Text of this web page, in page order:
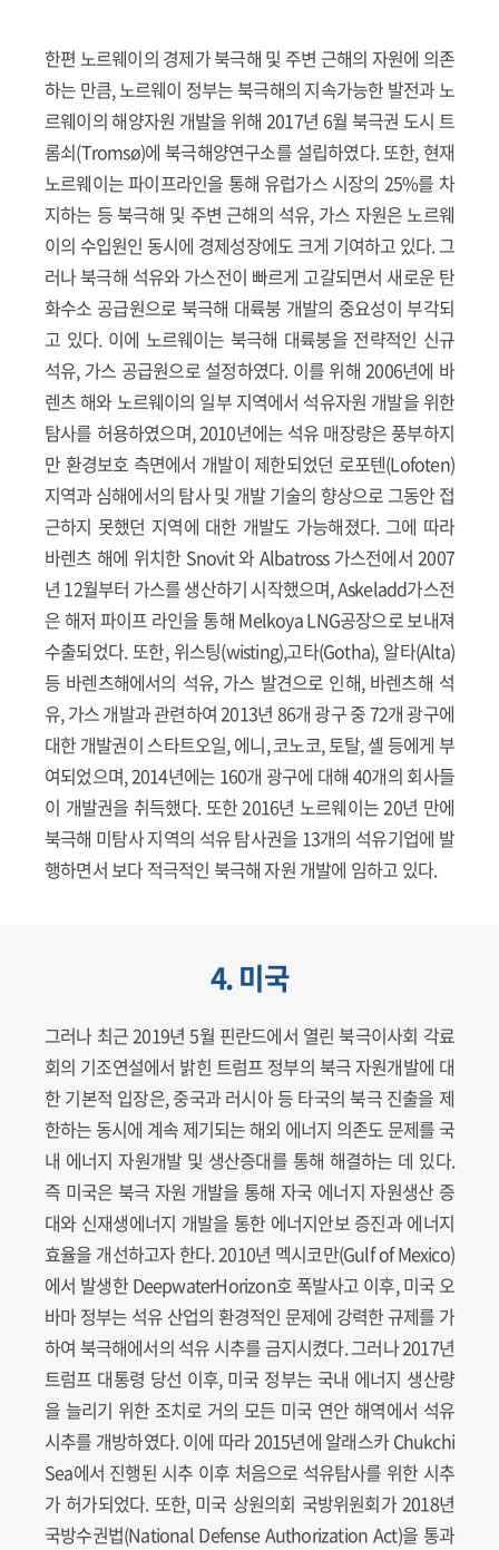
한편 노르웨이의 경제가 북극해 및 주변 근해의 자원에 의존
하는 만큼, 노르웨이 정부는 북극해의 지속가능한 발전과 노
르웨이의 해양자원 개발을 위해 2017년 6월 북극권 도시 트
롬쇠(Tromsø)에 북극해양연구소를 설립하였다. 또한, 현재
노르웨이는 파이프라인을 통해 유럽가스 시장의 25%를 차
지하는 등 북극해 및 주변 근해의 석유, 가스 자원은 노르웨
이의 수입원인 동시에 경제성장에도 크게 기여하고 있다. 그
러나 북극해 석유와 가스전이 빠르게 고갈되면서 새로운 탄
화수소 공급원으로 북극해 대륙붕 개발의 중요성이 부각되
고 있다. 이에 노르웨이는 북극해 대륙붕을 전략적인 신규
석유, 가스 공급원으로 설정하였다. 이를 위해 2006년에 바
렌츠 해와 노르웨이의 일부 지역에서 석유자원 개발을 위한
탐사를 허용하였으며, 2010년에는 석유 매장량은 풍부하지
만 환경보호 측면에서 개발이 제한되었던 로포텐(Lofoten)
지역과 심해에서의 탐사 및 개발 기술의 향상으로 그동안 접
근하지 못했던 지역에 대한 개발도 가능해졌다. 그에 따라
바렌츠 해에 위치한 Snovit 와 Albatross 가스전에서 2007
년 12월부터 가스를 생산하기 시작했으며, Askeladd가스전
은 해저 파이프 라인을 통해 Melkoya LNG공장으로 보내져
수출되었다. 또한, 위스팅(wisting),고타(Gotha), 알타(Alta)
등 바렌츠해에서의 석유, 가스 발견으로 인해, 바렌츠해 석
유, 가스 개발과 관련하여 2013년 86개 광구 중 72개 광구에
대한 개발권이 스타트오일, 에니, 코노코, 토탈, 셸 등에게 부
여되었으며, 2014년에는 160개 광구에 대해 40개의 회사들
이 개발권을 취득했다. 또한 2016년 노르웨이는 20년 만에
북극해 미탐사 지역의 석유 탐사권을 13개의 석유기업에 발
행하면서 보다 적극적인 북극해 자원 개발에 임하고 있다.
4. 미국
그러나 최근 2019년 5월 핀란드에서 열린 북극이사회 각료
회의 기조연설에서 밝힌 트럼프 정부의 북극 자원개발에 대
한 기본적 입장은, 중국과 러시아 등 타국의 북극 진출을 제
한하는 동시에 계속 제기되는 해외 에너지 의존도 문제를 국
내 에너지 자원개발 및 생산증대를 통해 해결하는 데 있다.
즉 미국은 북극 자원 개발을 통해 자국 에너지 자원생산 증
대와 신재생에너지 개발을 통한 에너지안보 증진과 에너지
효율을 개선하고자 한다. 2010년 멕시코만(Gulf of Mexico)
에서 발생한 DeepwaterHorizon호 폭발사고 이후, 미국 오
바마 정부는 석유 산업의 환경적인 문제에 강력한 규제를 가
하여 북극해에서의 석유 시추를 금지시켰다. 그러나 2017년
트럼프 대통령 당선 이후, 미국 정부는 국내 에너지 생산량
을 늘리기 위한 조치로 거의 모든 미국 연안 해역에서 석유
시추를 개방하였다. 이에 따라 2015년에 알래스카 Chukchi
Sea에서 진행된 시추 이후 처음으로 석유탐사를 위한 시추
가 허가되었다. 또한, 미국 상원의회 국방위원회가 2018년
국방수권법(National Defense Authorization Act)을 통과